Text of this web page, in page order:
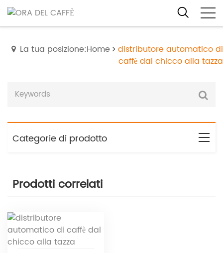
La tua posizione:Home
distributore automatico di
caffè dal chicco alla tazza
Categorie di prodotto
Prodotti correlati